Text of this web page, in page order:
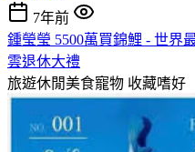
7年前
鍾瑩瑩 5500萬買錦鯉 - 世界
雲退休大禮
旅遊休閒美食寵物 收藏嗜好